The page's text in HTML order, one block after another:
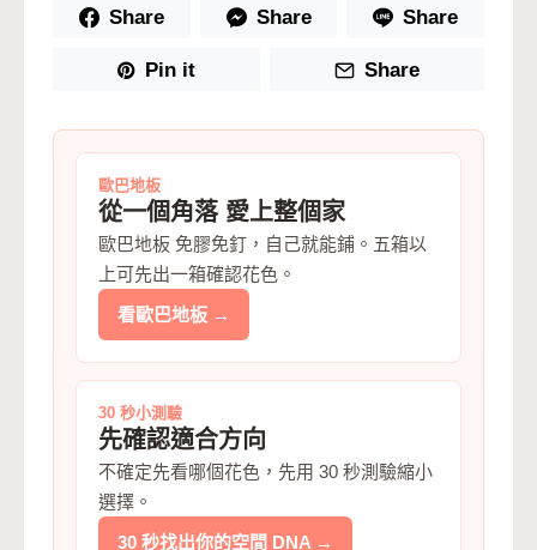
Share Share Share
Pin it Share
歐巴地板
從一個角落 愛上整個家
歐巴地板 免膠免釘，自己就能鋪。五箱以
上可先出一箱確認花色。
看歐巴地板 →
30 秒小測驗
先確認適合方向
不確定先看哪個花色，先用 30 秒測驗縮小
選擇。
30 秒找出你的空間 DNA →